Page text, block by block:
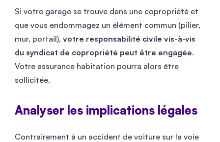
Si votre garage se trouve dans une copropriété et
que vous endommagez un élément commun (pilier,
mur, portail), votre responsabilité civile vis-à-vis
du syndicat de copropriété peut être engagée.
Votre assurance habitation pourra alors être
sollicitée.
Analyser les implications légales
Contrairement à un accident de voiture sur la voie